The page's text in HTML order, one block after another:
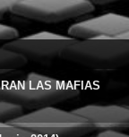
LAS MAFIAS